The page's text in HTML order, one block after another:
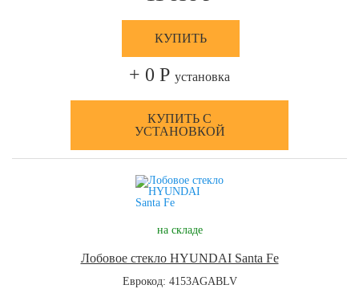
КУПИТЬ
+ 0 Р установка
КУПИТЬ С
УСТАНОВКОЙ
на складе
Лобовое стекло HYUNDAI Santa Fe
Еврокод: 4153AGABLV